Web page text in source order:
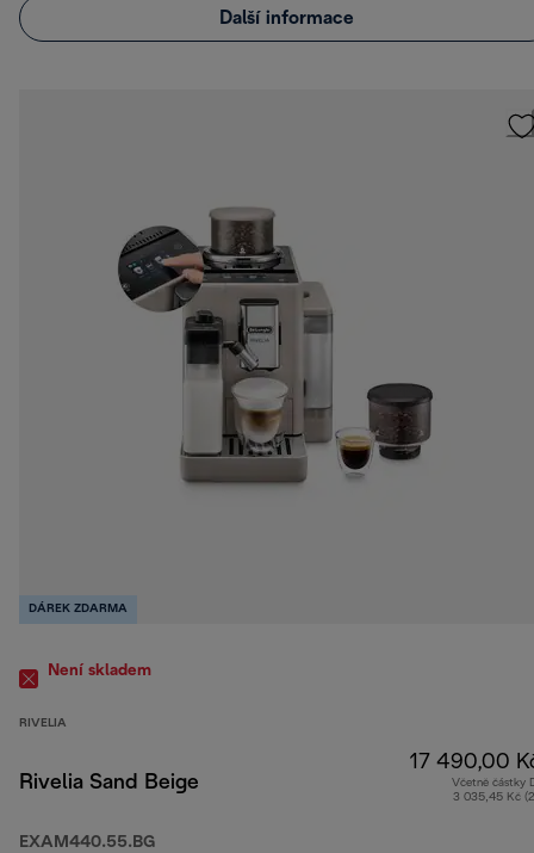
Další informace
DÁREK ZDARMA
Není skladem
RIVELIA
Rivelia Sand Beige
EXAM440.55.BG
17 490,00
Včetně částky
3 035,45 Kč